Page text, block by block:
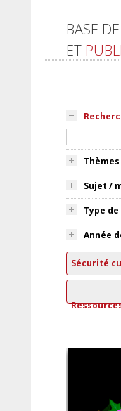
BASE
ET
Sujet /
Type
Année
Sécurité